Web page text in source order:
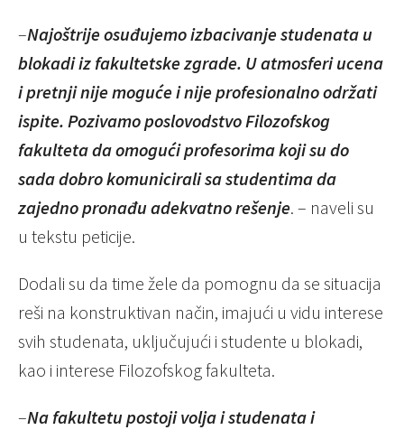
–Najoštrije osuđujemo izbacivanje studenata u
blokadi iz fakultetske zgrade. U atmosferi ucena
i pretnji nije moguće i nije profesionalno održati
ispite. Pozivamo poslovodstvo Filozofskog
fakulteta da omogući profesorima koji su do
sada dobro komunicirali sa studentima da
zajedno pronađu adekvatno rešenje. – naveli su
u tekstu peticije.
Dodali su da time žele da pomognu da se situacija
reši na konstruktivan način, imajući u vidu interese
svih studenata, uključujući i studente u blokadi,
kao i interese Filozofskog fakulteta.
–Na fakultetu postoji volja i studenata i